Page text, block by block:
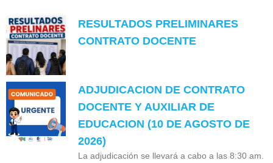
RESULTADOS PRELIMINARES
CONTRATO DOCENTE
ADJUDICACION DE CONTRATO
DOCENTE Y AUXILIAR DE
EDUCACION (10 DE AGOSTO DE
2026)
La adjudicación se llevará a cabo a las 8:30 am.